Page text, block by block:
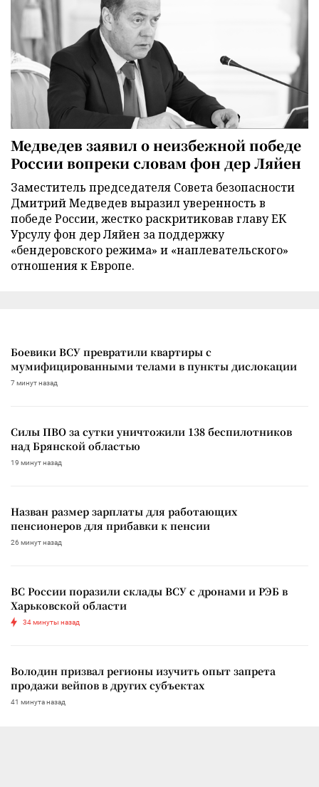
Медведев заявил о неизбежной победе
России вопреки словам фон дер Ляйен
Заместитель председателя Совета безопасности
Дмитрий Медведев выразил уверенность в
победе России, жестко раскритиковав главу ЕК
Урсулу фон дер Ляйен за поддержку
«бендеровского режима» и «наплевательского»
отношения к Европе.
Боевики ВСУ превратили квартиры с
мумифицированными телами в пункты дислокации
7 минут назад
Силы ПВО за сутки уничтожили 138 беспилотников
над Брянской областью
19 минут назад
Назван размер зарплаты для работающих
пенсионеров для прибавки к пенсии
26 минут назад
ВС России поразили склады ВСУ с дронами и РЭБ в
Харьковской области
34 минуты назад
Володин призвал регионы изучить опыт запрета
продажи вейпов в других субъектах
41 минута назад